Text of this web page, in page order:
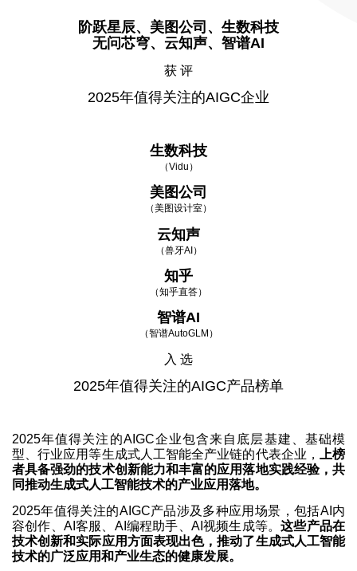
阶跃星辰、美图公司、生数科技
无问芯穹、云知声、智谱AI
获 评
2025年值得关注的AIGC企业
生数科技
（Vidu）
美图公司
（美图设计室）
云知声
（兽牙AI）
知乎
（知乎直答）
智谱AI
（智谱AutoGLM）
入 选
2025年值得关注的AIGC产品榜单
2025年值得关注的AIGC企业包含来自底层基建、基础模
型、行业应用等生成式人工智能全产业链的代表企业，
上榜
者具备强劲的技术创新能力和丰富的应用落地实践经验，共
同推动生成式人工智能技术的产业应用落地。
2025年值得关注的AIGC产品涉及多种应用场景，包括AI内
容创作、AI客服、AI编程助手、AI视频生成等。这些产品在
技术创新和实际应用方面表现出色，推动了生成式人工智能
技术的广泛应用和产业生态的健康发展。